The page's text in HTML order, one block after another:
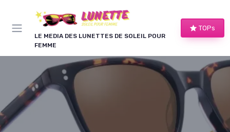
LE MEDIA DES LUNETTES DE SOLEIL POUR
FEMME
TOPs